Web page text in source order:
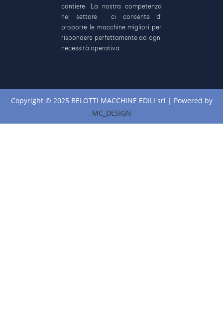
cantiere. La nostra competenza
nel settore ci consente di
proporre le macchine migliori per
rispondere perfettamente ad ogni
necessità operativa.
Copyright © 2025 BELOTTI MACCHINE EDILI srl | Powered by
MC_DESIGN